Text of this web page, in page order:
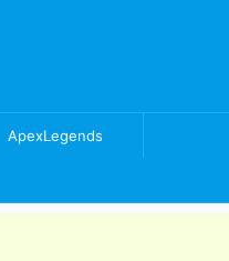
ApexLegends